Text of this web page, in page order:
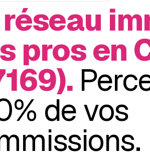
réseau
pros en
de vos